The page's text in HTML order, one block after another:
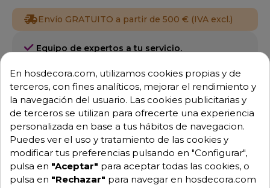
Envío GRATUITO a partir de 500 € (IVA excl.)
Equipo de expertos a tu servicio.
Pago 100% seguro.
Consulta tus dudas con nosotros.
976 25 59 91
info@hosdecora.com
Hablemos
En hosdecora.com, utilizamos cookies propias y de
terceros, con fines analíticos, mejorar el rendimiento y
la navegación del usuario. Las cookies publicitarias y
de terceros se utilizan para ofrecerte una experiencia
personalizada en base a tus hábitos de navegacion.
Puedes ver el uso y tratamiento de las cookies y
modificar tus preferencias pulsando en "Configurar",
pulsa en "Aceptar" para aceptar todas las cookies, o
pulsa en "Rechazar" para navegar en hosdecora.com